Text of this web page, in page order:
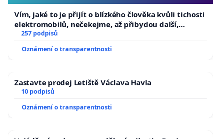
Vím, jaké to je přijít o blízkého člověka kvůli tichosti
elektromobilů, nečekejme, až přibydou další,
zaveďme slyšitelná auta!
257 podpisů
Oznámení o transparentnosti
Zastavte prodej Letiště Václava Havla
10 podpisů
Oznámení o transparentnosti